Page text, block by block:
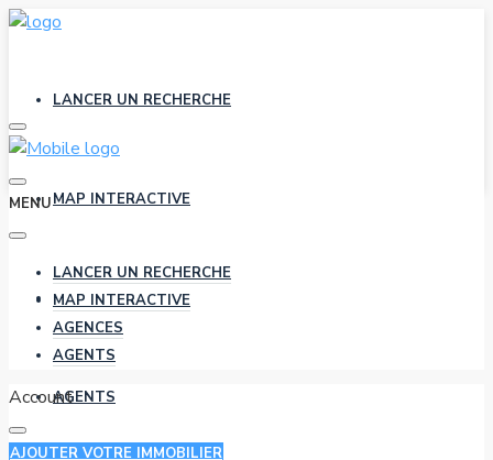
LANCER UN RECHERCHE
MAP INTERACTIVE
AGENCES
AGENTS
MENU
LANCER UN RECHERCHE
MAP INTERACTIVE
AGENCES
AGENTS
Account
AJOUTER VOTRE IMMOBILIER